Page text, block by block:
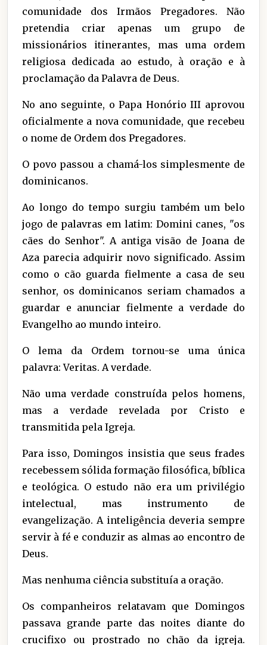
comunidade dos Irmãos Pregadores. Não
pretendia criar apenas um grupo de
missionários itinerantes, mas uma ordem
religiosa dedicada ao estudo, à oração e à
proclamação da Palavra de Deus.
No ano seguinte, o Papa Honório III aprovou
oficialmente a nova comunidade, que recebeu
o nome de Ordem dos Pregadores.
O povo passou a chamá-los simplesmente de
dominicanos.
Ao longo do tempo surgiu também um belo
jogo de palavras em latim: Domini canes, "os
cães do Senhor". A antiga visão de Joana de
Aza parecia adquirir novo significado. Assim
como o cão guarda fielmente a casa de seu
senhor, os dominicanos seriam chamados a
guardar e anunciar fielmente a verdade do
Evangelho ao mundo inteiro.
O lema da Ordem tornou-se uma única
palavra: Veritas. A verdade.
Não uma verdade construída pelos homens,
mas a verdade revelada por Cristo e
transmitida pela Igreja.
Para isso, Domingos insistia que seus frades
recebessem sólida formação filosófica, bíblica
e teológica. O estudo não era um privilégio
intelectual, mas instrumento de
evangelização. A inteligência deveria sempre
servir à fé e conduzir as almas ao encontro de
Deus.
Mas nenhuma ciência substituía a oração.
Os companheiros relatavam que Domingos
passava grande parte das noites diante do
crucifixo ou prostrado no chão da igreja.